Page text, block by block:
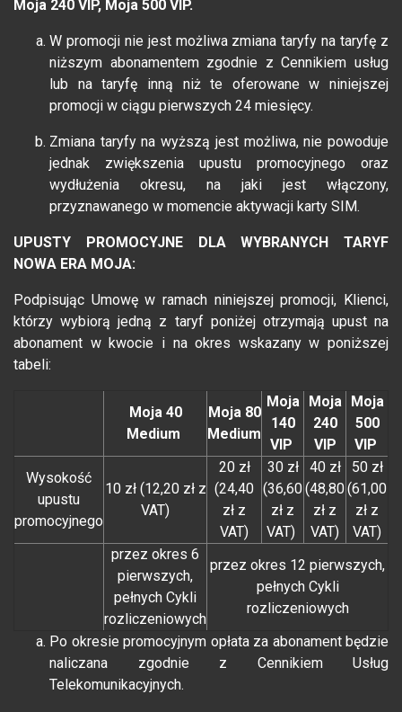
Moja 240 VIP, Moja 500 VIP.
W promocji nie jest możliwa zmiana taryfy na taryfę z
niższym abonamentem zgodnie z Cennikiem usług
lub na taryfę inną niż te oferowane w niniejszej
promocji w ciągu pierwszych 24 miesięcy.
Zmiana taryfy na wyższą jest możliwa, nie powoduje
jednak zwiększenia upustu promocyjnego oraz
wydłużenia okresu, na jaki jest włączony,
przyznawanego w momencie aktywacji karty SIM.
UPUSTY PROMOCYJNE DLA WYBRANYCH TARYF
NOWA ERA MOJA:
Podpisując Umowę w ramach niniejszej promocji, Klienci,
którzy wybiorą jedną z taryf poniżej otrzymają upust na
abonament w kwocie i na okres wskazany w poniższej
tabeli:
Moja 40
Medium
Moja 80
Medium
Moja
140
VIP
Moja
240
VIP
Moja
500
VIP
Wysokość
upustu
promocyjnego
10 zł (12,20 zł z
VAT)
20 zł
(24,40
zł z
VAT)
30 zł
(36,60
zł z
VAT)
40 zł
(48,80
zł z
VAT)
50 zł
(61,00
zł z
VAT)
przez okres 6
pierwszych,
pełnych Cykli
rozliczeniowych
przez okres 12 pierwszych,
pełnych Cykli
rozliczeniowych
Po okresie promocyjnym opłata za abonament będzie
naliczana zgodnie z Cennikiem Usług
Telekomunikacyjnych.